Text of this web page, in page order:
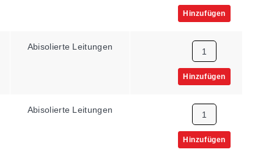
Hinzufügen
Abisolierte Leitungen 3000 Ω
Hinzufügen
Abisolierte Leitungen 3000 Ω
Hinzufügen